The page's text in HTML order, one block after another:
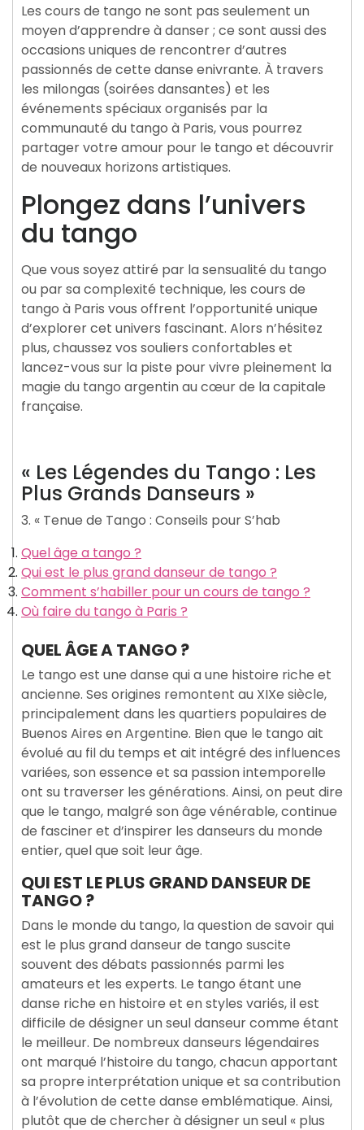
Les cours de tango ne sont pas seulement un
moyen d’apprendre à danser ; ce sont aussi des
occasions uniques de rencontrer d’autres
passionnés de cette danse enivrante. À travers
les milongas (soirées dansantes) et les
événements spéciaux organisés par la
communauté du tango à Paris, vous pourrez
partager votre amour pour le tango et découvrir
de nouveaux horizons artistiques.
Plongez dans l’univers
du tango
Que vous soyez attiré par la sensualité du tango
ou par sa complexité technique, les cours de
tango à Paris vous offrent l’opportunité unique
d’explorer cet univers fascinant. Alors n’hésitez
plus, chaussez vos souliers confortables et
lancez-vous sur la piste pour vivre pleinement la
magie du tango argentin au cœur de la capitale
française.
« Les Légendes du Tango : Les
Plus Grands Danseurs »
3. « Tenue de Tango : Conseils pour S’hab
Quel âge a tango ?
Qui est le plus grand danseur de tango ?
Comment s’habiller pour un cours de tango ?
Où faire du tango à Paris ?
QUEL ÂGE A TANGO ?
Le tango est une danse qui a une histoire riche et
ancienne. Ses origines remontent au XIXe siècle,
principalement dans les quartiers populaires de
Buenos Aires en Argentine. Bien que le tango ait
évolué au fil du temps et ait intégré des influences
variées, son essence et sa passion intemporelle
ont su traverser les générations. Ainsi, on peut dire
que le tango, malgré son âge vénérable, continue
de fasciner et d’inspirer les danseurs du monde
entier, quel que soit leur âge.
QUI EST LE PLUS GRAND DANSEUR DE
TANGO ?
Dans le monde du tango, la question de savoir qui
est le plus grand danseur de tango suscite
souvent des débats passionnés parmi les
amateurs et les experts. Le tango étant une
danse riche en histoire et en styles variés, il est
difficile de désigner un seul danseur comme étant
le meilleur. De nombreux danseurs légendaires
ont marqué l’histoire du tango, chacun apportant
sa propre interprétation unique et sa contribution
à l’évolution de cette danse emblématique. Ainsi,
plutôt que de chercher à désigner un seul « plus